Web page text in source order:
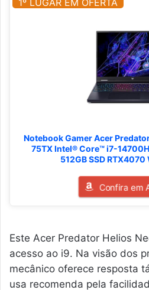
Notebook Gamer Acer
75TX Intel® Core™ i7-
512GB SSD RTX4070
Confira em
Este Acer Predator Helios
acesso ao i9. Na visão dos
mecânico oferece resposta
usa recomenda pela